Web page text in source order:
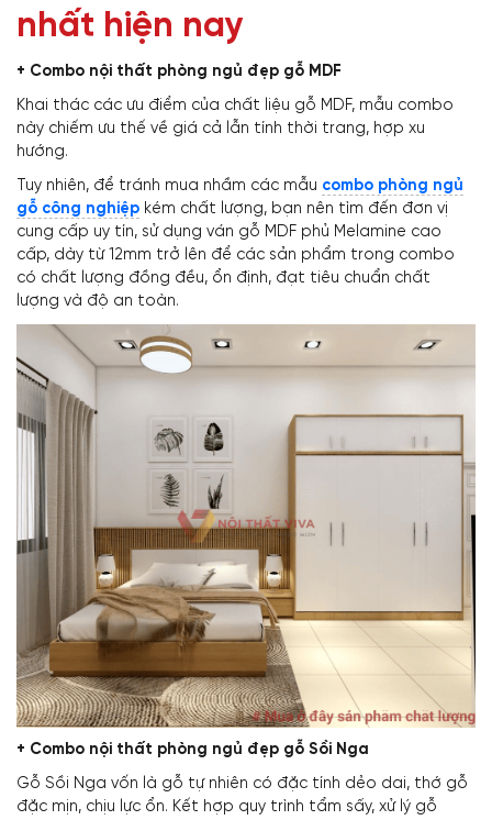
nhất hiện nay
+ Combo nội thất phòng ngủ đẹp gỗ MDF
Khai thác các ưu điểm của chất liệu gỗ MDF, mẫu combo
này chiếm ưu thế về giá cả lẫn tính thời trang, hợp xu
hướng.
Tuy nhiên, để tránh mua nhầm các mẫu combo phòng ngủ
gỗ công nghiệp kém chất lượng, bạn nên tìm đến đơn vị
cung cấp uy tín, sử dụng ván gỗ MDF phủ Melamine cao
cấp, dày từ 12mm trở lên để các sản phẩm trong combo
có chất lượng đồng đều, ổn định, đạt tiêu chuẩn chất
lượng và độ an toàn.
+ Combo nội thất phòng ngủ đẹp gỗ Sồi Nga
Gỗ Sồi Nga vốn là gỗ tự nhiên có đặc tính dẻo dai, thớ gỗ
đặc mịn, chịu lực ổn. Kết hợp quy trình tẩm sấy, xử lý gỗ